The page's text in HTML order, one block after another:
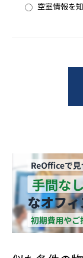
空室情報を